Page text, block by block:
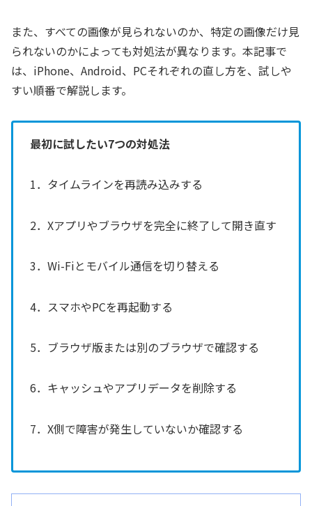
また、すべての画像が見られないのか、特定の画像だけ見
られないのかによっても対処法が異なります。本記事で
は、iPhone、Android、PCそれぞれの直し方を、試しや
すい順番で解説します。
最初に試したい7つの対処法
1．タイムラインを再読み込みする
2．Xアプリやブラウザを完全に終了して開き直す
3．Wi-Fiとモバイル通信を切り替える
4．スマホやPCを再起動する
5．ブラウザ版または別のブラウザで確認する
6．キャッシュやアプリデータを削除する
7．X側で障害が発生していないか確認する